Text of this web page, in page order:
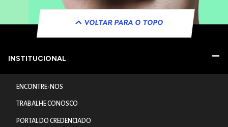
VOLTAR PARA O TOPO
INSTITUCIONAL
ENCONTRE-NOS
TRABALHE CONOSCO
PORTAL DO CREDENCIADO